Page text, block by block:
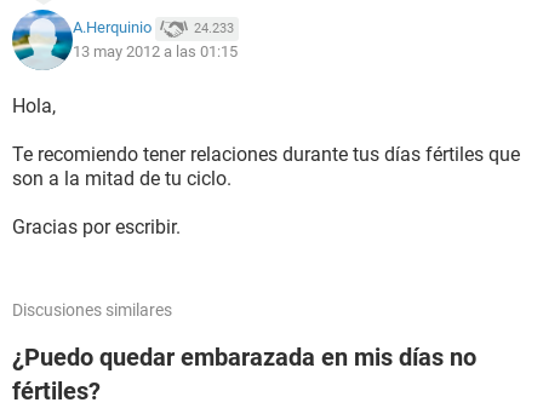
A.Herquinio 24.233
13 may 2012 a las 01:15
Hola,
Te recomiendo tener relaciones durante tus días fértiles que
son a la mitad de tu ciclo.
Gracias por escribir.
Discusiones similares
¿Puedo quedar embarazada en mis días no
fértiles?